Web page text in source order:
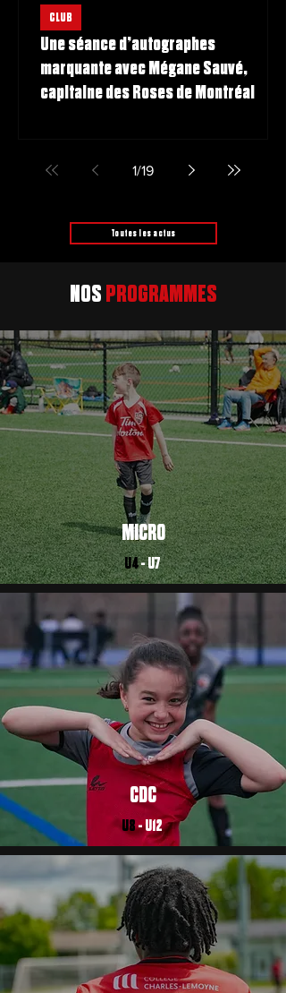
Une séance d’autographes
marquante avec Mégane Sauvé,
capitaine des Roses de Montréal
CLUB
1/19
Toutes les actus
NOSPROGRAMMES
U4- U7
MICRO
U8- U12
CDC